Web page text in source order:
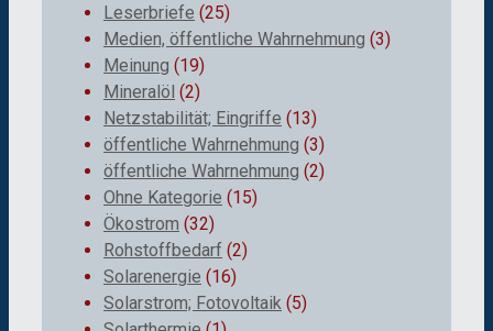
Leserbriefe (25)
Medien, öffentliche Wahrnehmung (3)
Meinung (19)
Mineralöl (2)
Netzstabilität; Eingriffe (13)
öffentliche Wahrnehmung (3)
öffentliche Wahrnehmung (2)
Ohne Kategorie (15)
Ökostrom (32)
Rohstoffbedarf (2)
Solarenergie (16)
Solarstrom; Fotovoltaik (5)